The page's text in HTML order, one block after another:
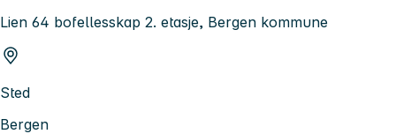
Lien 64 bofellesskap 2. etasje, Bergen kommune
Sted
Bergen